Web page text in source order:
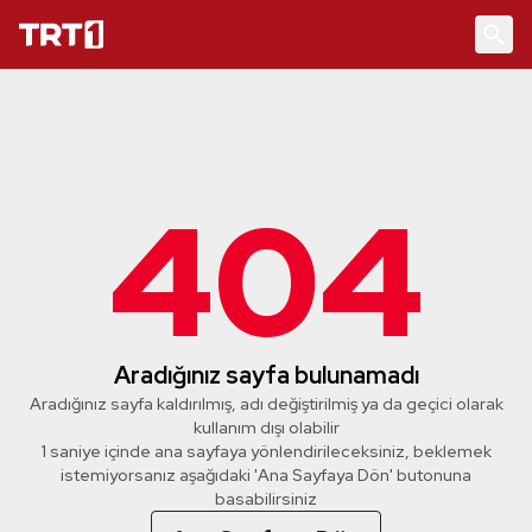
404
Aradığınız sayfa bulunamadı
Aradığınız sayfa kaldırılmış, adı değiştirilmiş ya da geçici olarak
kullanım dışı olabilir
1 saniye içinde ana sayfaya yönlendirileceksiniz, beklemek
istemiyorsanız aşağıdaki 'Ana Sayfaya Dön' butonuna
basabilirsiniz